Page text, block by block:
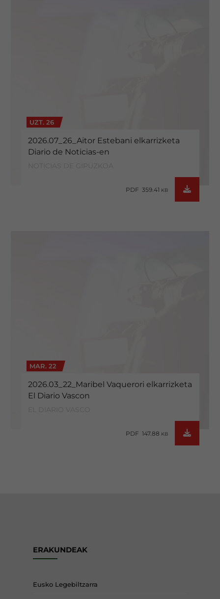
UZT. 26
2026.07_26_Aitor Estebani elkarrizketa
Diario de Noticias-en
PDF 359.41 KB
MAR. 22
2026.03_22_Maribel Vaquerori elkarrizketa
El Diario Vascon
PDF 147.88 KB
ERAKUNDEAK
Eusko Legebiltzarra